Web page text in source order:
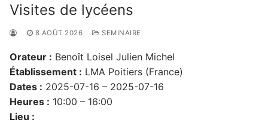
Visites de lycéens
8 AOÛT 2026 SEMINAIRE
Orateur : Benoît Loisel Julien Michel
Établissement : LMA Poitiers (France)
Dates : 2025-07-16 – 2025-07-16
Heures : 10:00 – 16:00
Lieu :